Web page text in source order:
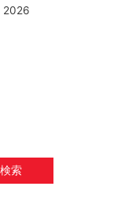
2026